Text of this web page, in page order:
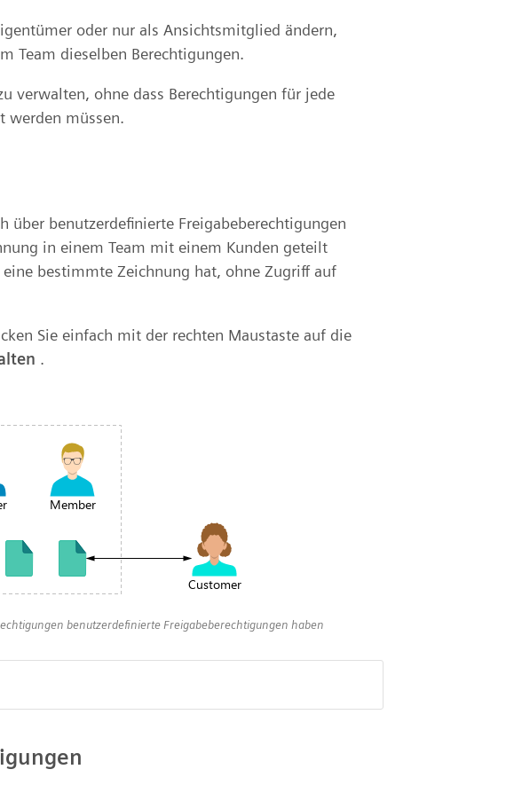
oder nur als Ansichtsmitglied ändern,
Team dieselben Berechtigungen.
verwalten, ohne dass Berechtigungen für jede
werden müssen.
über benutzerdefinierte Freigabeberechtigungen
in einem Team mit einem Kunden geteilt
bestimmte Zeichnung hat, ohne Zugriff auf
Sie einfach mit der rechten Maustaste auf die
.
benutzerdefinierte Freigabeberechtigungen haben